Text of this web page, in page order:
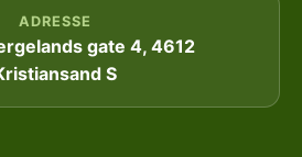
ADRESSE
gate 4, 4612
S